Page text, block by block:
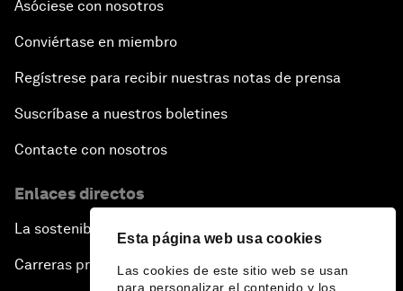
Esta página web usa cookies
Las cookies de este sitio web se usan
para personalizar el contenido y los
Asóciese con nosotros
Conviértase en miembro
Regístrese para recibir nuestras notas de prensa
Suscríbase a nuestros boletines
Contacte con nosotros
Enlaces directos
La sostenibilidad en el Foro
Carreras profesionales